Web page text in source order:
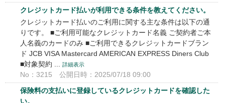
クレジットカード払いが利用できる条件を教えてください。
クレジットカード払いのご利用に関する主な条件は以下の通
りです。 ■ご利用可能なクレジットカード名義 ご契約者ご本
人名義のカードのみ ■ご利用できるクレジットカードブラン
ド JCB VISA Mastercard AMERICAN EXPRESS Diners Club
■対象契約 ...
詳細表示
No：3215
公開日時：2025/07/18 09:00
保険料の支払いに登録しているクレジットカードを確認した
い。